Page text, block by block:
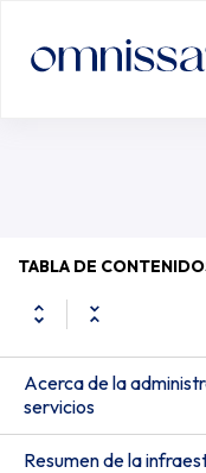
TABLA DE
Acerca de la
servicios
Resumen de la